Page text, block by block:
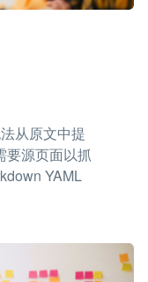
从原文中提
要源页面以抓
YAML